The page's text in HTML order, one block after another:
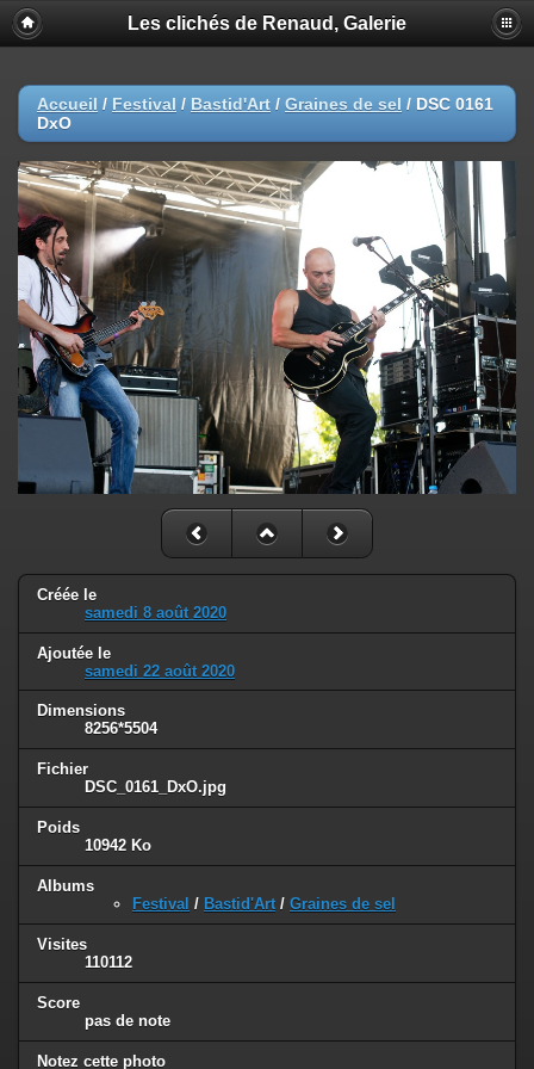
Les clichés de Renaud, Galerie
Accueil / Festival / Bastid'Art / Graines de sel / DSC 0161
DxO
Créée le
samedi 8 août 2020
Ajoutée le
samedi 22 août 2020
Dimensions
8256*5504
Fichier
DSC_0161_DxO.jpg
Poids
10942 Ko
Albums
Festival / Bastid'Art / Graines de sel
Visites
110112
Score
pas de note
Notez cette photo